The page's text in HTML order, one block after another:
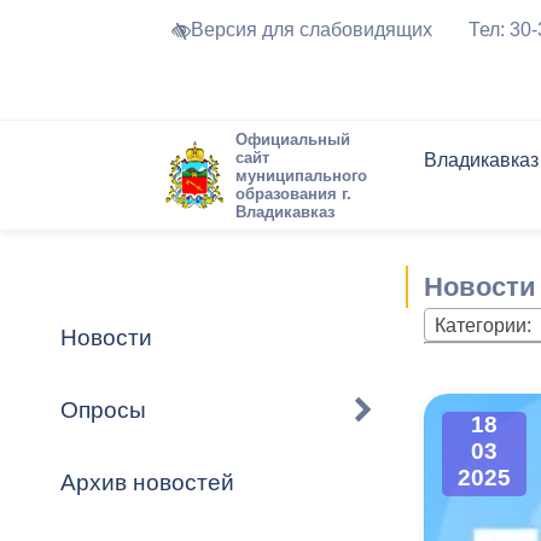
Версия для слабовидящих Тел:
Официальный
сайт
муниципального
образования г.
Владикавказ
Владикавказ
Устав города
Города-
Торги и
Формы
Обратная
Комиссии
График
Новостная
Актуально
Новости
Опросы
Архив новостей
Новости
Категории:
18
03
2025